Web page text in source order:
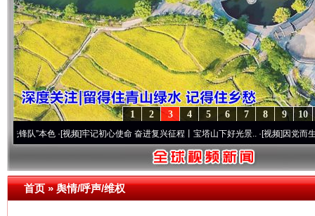
10
9
8
7
6
5
4
3
2
1
·[视频]牢记初心使命 奋进复兴征程丨宝塔山下好光景..·[视频]因党而生 为党而战
首页»舆情/呼声/维权